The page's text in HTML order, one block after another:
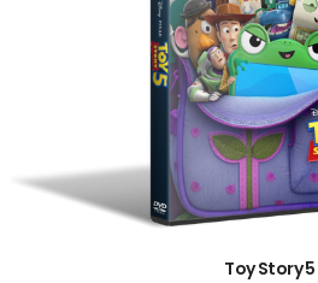
Toy Story 5